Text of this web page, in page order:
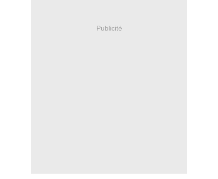
Publicité